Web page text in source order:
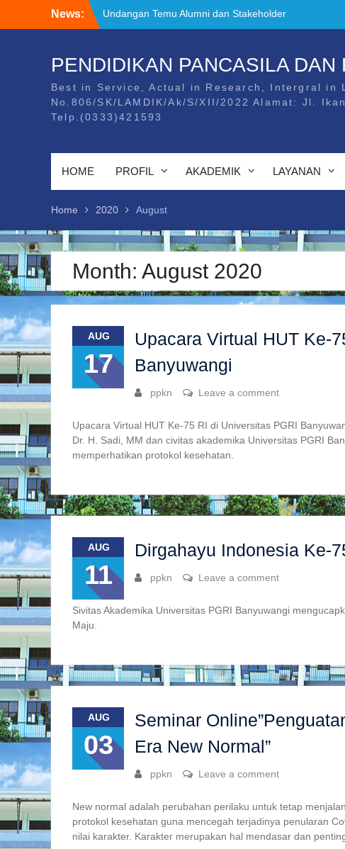
News:
Kunjungan ke Tempat Asistensi
Mengajar/PPL Mahasiswa Universitas
Kegiatan Temu Alumni dan Stakeholder
Undangan Temu Alumni dan Stakeholder
PENDIDIKAN PANCASILA
Best in Service, Actual in Research, Intergral in
No.806/SK/LAMDIK/Ak/S/XII/2022 Alamat: Jl.
Telp.(0333)421593
HOME PROFIL AKADEMIK LAYANAN
Home 2020 August
Month: August 2020
AUG
17
Upacara Virtual HUT Ke-
Banyuwangi
ppkn Leave a comment
Upacara Virtual HUT Ke-75 RI di Universitas PGRI
Dr. H. Sadi, MM dan civitas akademika Universitas PGRI
memperhatikan protokol kesehatan.
AUG
11
Dirgahayu Indonesia Ke-
ppkn Leave a comment
Sivitas Akademika Universitas PGRI Banyuwangi
Maju.
AUG
03
Seminar
Era New Normal”
ppkn Leave a comment
New normal adalah perubahan perilaku untuk tetap
protokol kesehatan guna mencegah terjadinya penularan
nilai karakter. Karakter merupakan hal mendasar dan